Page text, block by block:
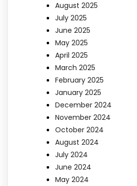
August 2025
July 2025
June 2025
May 2025
April 2025
March 2025
February 2025
January 2025
December 2024
November 2024
October 2024
August 2024
July 2024
June 2024
May 2024